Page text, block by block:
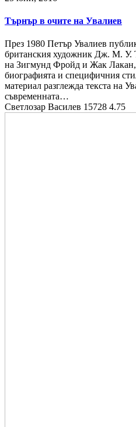
Търнър в очите на Увалиев
През 1980 Петър Увалиев
британския художник Дж. М. У.
на Зигмунд Фройд и Жак Лакан,
биографията и специфичния
материал разглежда текста на
съвременната…
Светлозар Василев 15728 4.75